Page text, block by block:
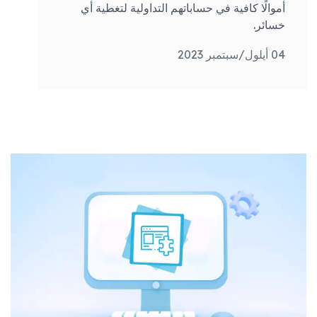
04 أيلول/سبتمبر 2023
أموالًا كافية في حساباتهم التداولية لتغطية أي
خسائر.